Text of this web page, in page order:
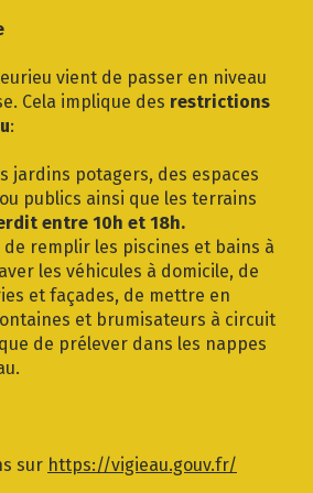
vient de passer en niveau
Cela implique des restrictions
:
jardins potagers, des espaces
publics ainsi que les terrains
entre 10h et 18h.
de remplir les piscines et bains à
les véhicules à domicile, de
et façades, de mettre en
et brumisateurs à circuit
de prélever dans les nappes
sur https://vigieau.gouv.fr/